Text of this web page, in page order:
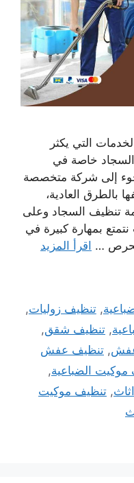
التي يكثر
السجاد خاصة في
إلى شركة متخصصة
بالطرق العادية،
تنظيف السجاد وعلى
بمهارة كبيرة في
… اقرأ المزيد
,تنظيف زوليات,
, تنظيف شقق,
, تنظيف عفش
موكيت الضباعية,
, تنظيف موكيت